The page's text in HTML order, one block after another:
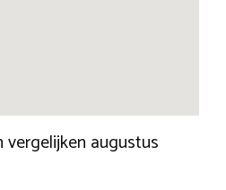
augustus